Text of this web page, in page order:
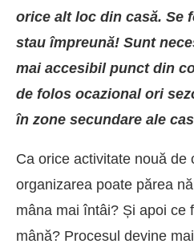
orice alt loc din casă. Se
stau împreună! Sunt
mai accesibil punct din
de folos ocazional ori
în zone secundare ale
Ca orice activitate nouă de
organizarea poate părea
mâna mai întâi? Și apoi ce
mână? Procesul devine